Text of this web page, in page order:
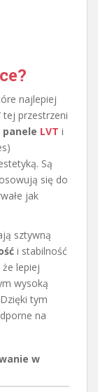
najlepiej
tej przestrzeni
panele LVT i
Są
się do
jak
sztywną
i stabilność
lepiej
wysoką
tym
na
w